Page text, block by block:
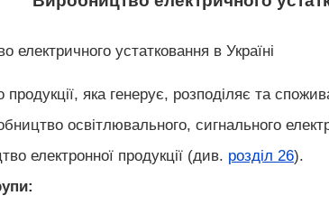
устатковання в Україні
яка генерує, розподіляє та
освітлювального, сигнального
електронної продукції (див. розділ 26).